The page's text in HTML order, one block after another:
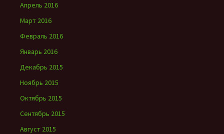
Апрель 2016
Март 2016
Февраль 2016
Январь 2016
Декабрь 2015
Ноябрь 2015
Октябрь 2015
Сентябрь 2015
Август 2015